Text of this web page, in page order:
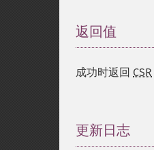
返回值
成功时返回 CSR
更新日志